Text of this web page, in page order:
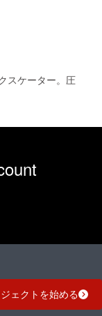
スケーター。圧
ェクトを始める